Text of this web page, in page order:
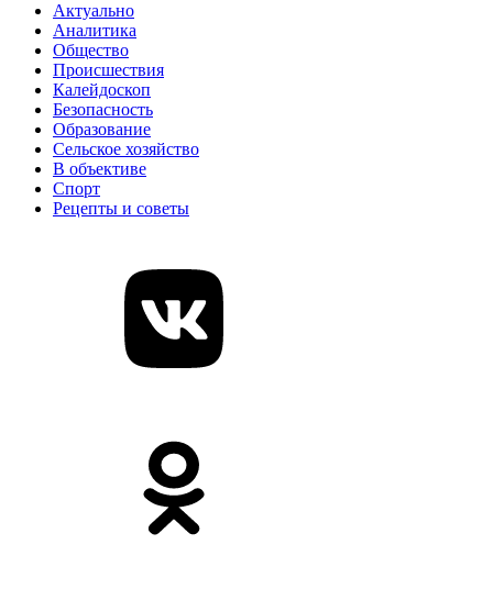
Актуально
Аналитика
Общество
Происшествия
Калейдоскоп
Безопасность
Образование
Сельское хозяйство
В объективе
Спорт
Рецепты и советы